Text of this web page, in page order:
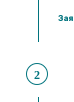
2